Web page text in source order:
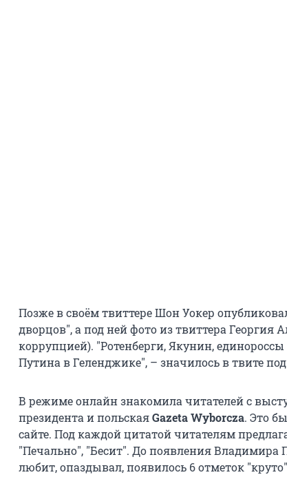
Позже в своём твиттере Шон Уокер
дворцов", а под ней фото из твиттера Георгия
коррупцией). "Ротенберги, Якунин,
Путина в Геленджике", – значилось в твите
В режиме онлайн знакомила читателей с
президента и польскаяGazeta Wyborcza. Это
сайте. Под каждой цитатой читателям
"Печально", "Бесит". До появления Владимира
любит, опаздывал, появилось 6 отметок